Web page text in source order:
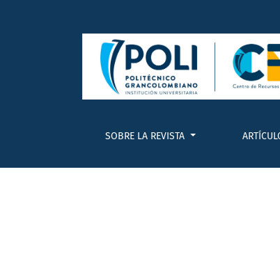
SOBRE LA REVISTA